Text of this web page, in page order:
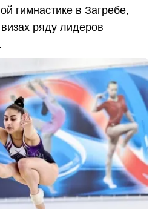
гимнастике в Загребе,
ряду лидеров